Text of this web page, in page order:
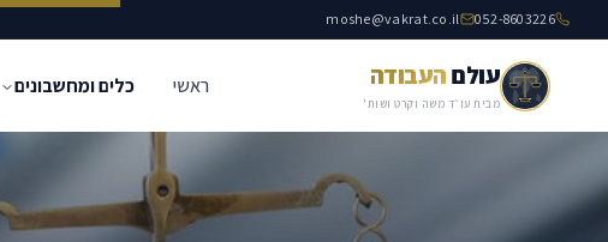
052-8603226
moshe@vakrat.co.il
עולםהעבודה
מבית עו״ד משה וקרט ושות'
ראשי כלים ומחשבונים כללי סעיף 6א לחוק – פרסום מידע